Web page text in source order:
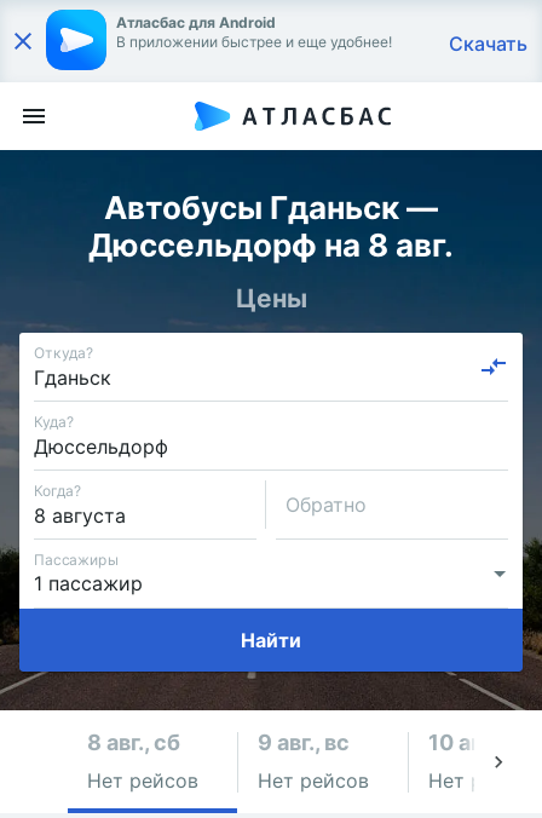
Атласбас для Android
В приложении быстрее и еще удобнее!
Скачать
Автобусы Гданьск —
Дюссельдорф на 8 авг.
Цены
Откуда?
Куда?
Когда?
Обратно
Пассажиры
Найти
8 авг., сб
Нет рейсов
9 авг., вс
Нет рейсов
10 авг., пн
Нет рейсов